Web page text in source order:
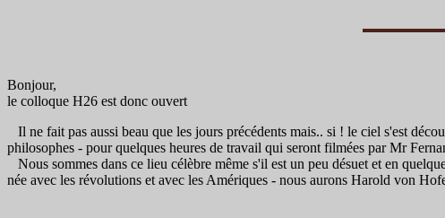
Bonjour,
le colloque H26 est donc ouvert
Il ne fait pas aussi beau que les jours précédents mais.. si ! le ciel s'est
philosophes - pour quelques heures de travail qui seront filmées par Mr
Nous sommes dans ce lieu célèbre même s'il est un peu désuet et en
née avec les révolutions et avec les Amériques - nous aurons Harold von